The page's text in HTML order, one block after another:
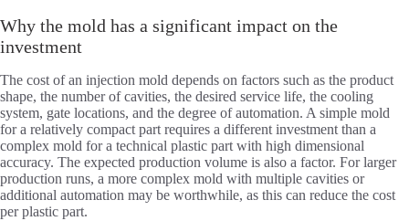
Why the mold has a significant impact on the
investment
The cost of an injection mold depends on factors such as the product
shape, the number of cavities, the desired service life, the cooling
system, gate locations, and the degree of automation. A simple mold
for a relatively compact part requires a different investment than a
complex mold for a technical plastic part with high dimensional
accuracy. The expected production volume is also a factor. For larger
production runs, a more complex mold with multiple cavities or
additional automation may be worthwhile, as this can reduce the cost
per plastic part.